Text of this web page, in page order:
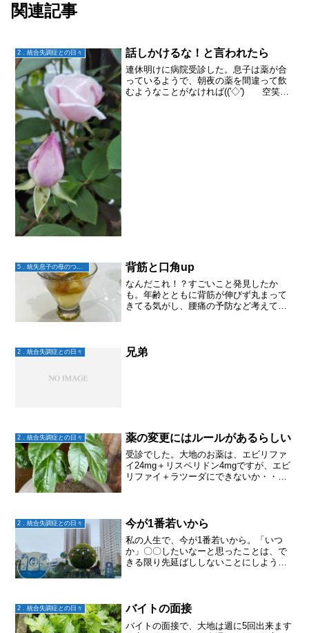
関連記事
2．統合失調症との日々 話しかけるな！と言われたら
連休明けに病院受診した。息子は薬が合
っているようで、朝夜の薬を間違って飲
むようなことがなければ(('◇')ゞ 空笑や
背筋と口角up
なんだこれ！？すごいこと発見したか
も。年齢とともに背筋が伸びず丸まって
きてる気がし、腰痛の予防など考えて、
ていると勘違いしてセロトニ...
2．統合失調症との日々 兄弟
2．統合失調症との日々 薬の変更にはルールがあるらしい
受診でした。大地のお薬は、エビリファ
イ24mg＋リスペリドン4mgですが、エビ
リファイ＋ラツーダにできないか・・・
低下そして、ラツー...
2．統合失調症との日々 今が1番若いから
私の人生で、今が1番若いから。「いつ
か」〇〇したいなーと思ったことは、で
きる限り先延ばししないことにしよう。
へ行くこと。ふたつめ...
2．統合失調症との日々 バイトの面接
バイトの面接で、大地は週に5回出来ます